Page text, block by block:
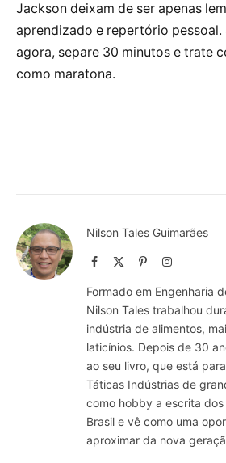
Jackson deixam de ser apenas
aprendizado e repertório pessoal.
agora, separe 30 minutos e trate
como maratona.
Nilson Tales Guimarães
Facebook PinterestInstagram
Formado em Engenharia
Nilson Tales trabalhou
indústria de alimentos,
laticínios. Depois de 30
ao seu livro, que está
Táticas Indústrias de
como hobby a escrita
Brasil e vê como uma
aproximar da nova